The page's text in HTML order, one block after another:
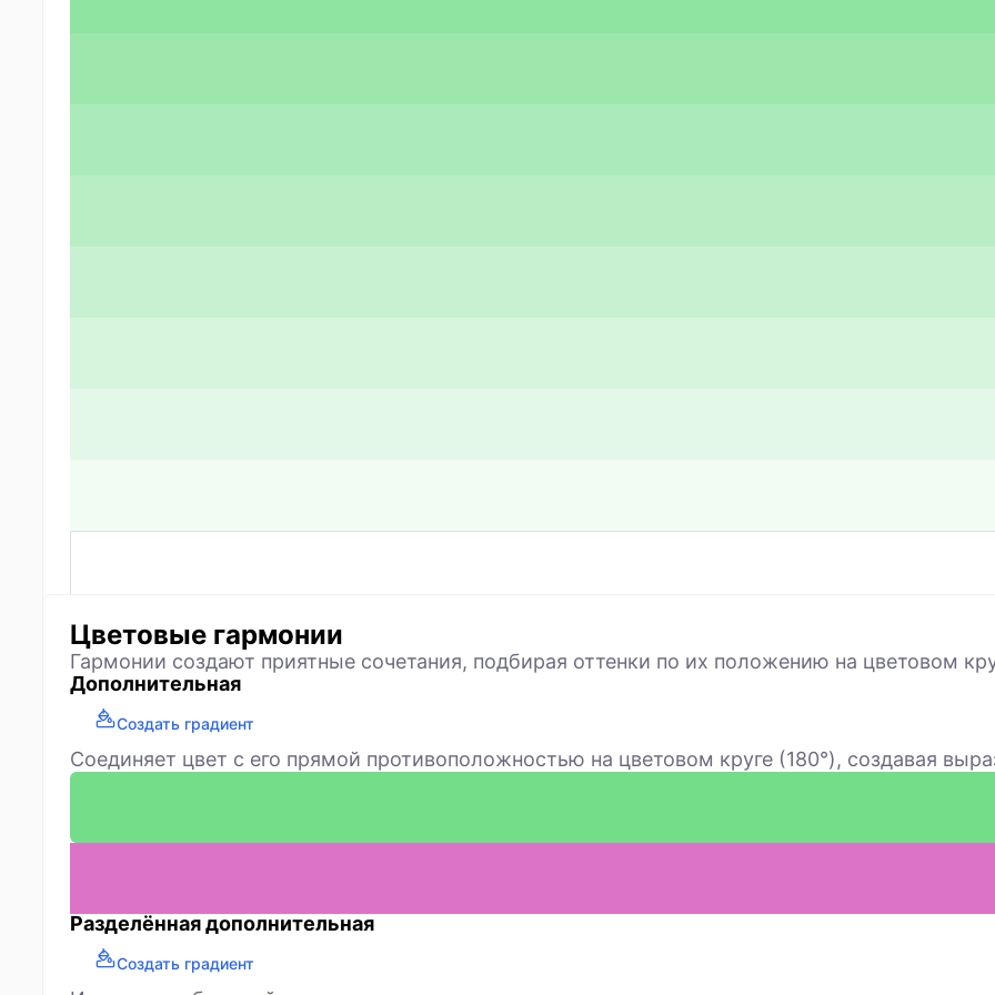
Цветовые гармонии
Гармонии создают приятные сочетания, подбирая оттенки по их положению на цветовом
Дополнительная
Создать градиент
Соединяет цвет с его прямой противоположностью на цветовом круге (180°), создавая
Разделённая дополнительная
Создать градиент